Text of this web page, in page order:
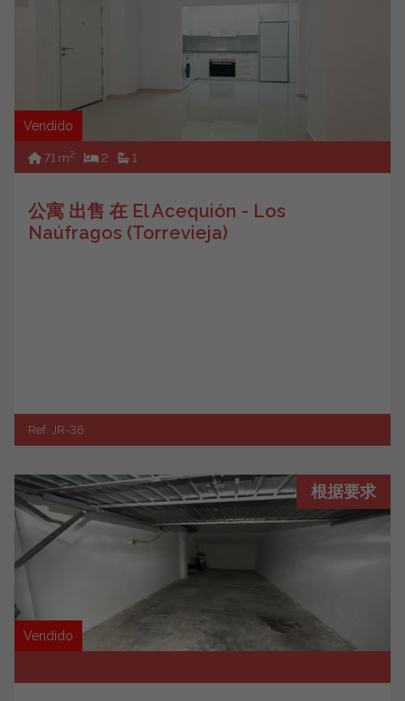
Vendido
71 m2 2 1
公寓 出售 在 El Acequión - Los
Naúfragos (Torrevieja)
Ref. JR-36
根据要求
Vendido